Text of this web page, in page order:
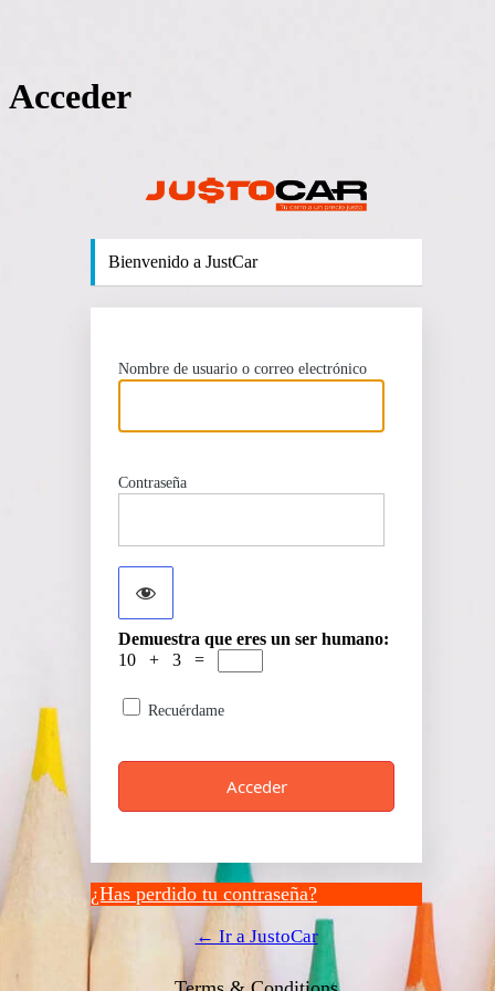
Acceder
Bienvenido a JustCar
Nombre de usuario o correo electrónico
Contraseña
Demuestra que eres un ser humano:
10 + 3 =
Recuérdame
¿Has perdido tu contraseña?
← Ir a JustoCar